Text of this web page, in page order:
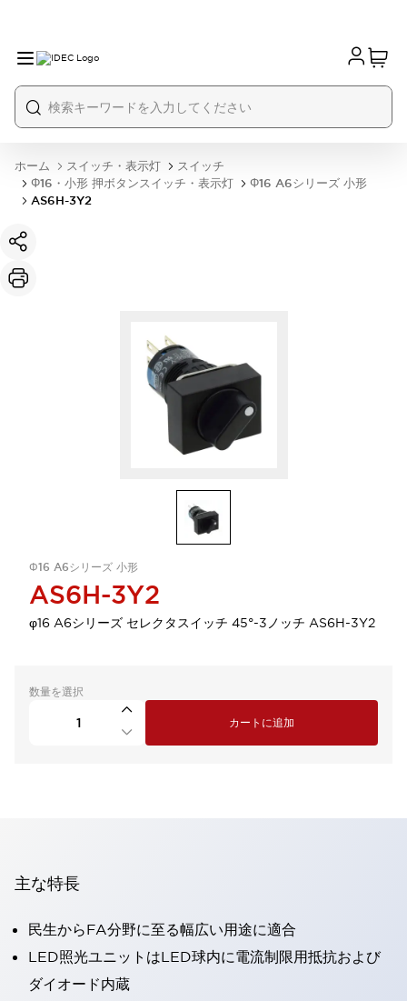
ホーム スイッチ・表示灯
スイッチ
Φ16・小形 押ボタンスイッチ・表示灯
Φ16 A6シリーズ 小形
AS6H-3Y2
Φ16 A6シリーズ 小形
AS6H-3Y2
φ16 A6シリーズ セレクタスイッチ 45°-3ノッチ AS6H-3Y2
数量を選択
カートに追加
主な特長
民生からFA分野に至る幅広い用途に適合
LED照光ユニットはLED球内に電流制限用抵抗および
ダイオード内蔵